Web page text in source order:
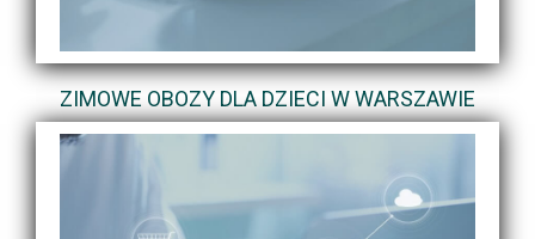
ZIMOWE OBOZY DLA DZIECI W WARSZAWIE